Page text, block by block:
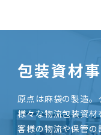
包装資材
原点は麻袋の製造。
様々な物流包装資
客様の物流や保管の